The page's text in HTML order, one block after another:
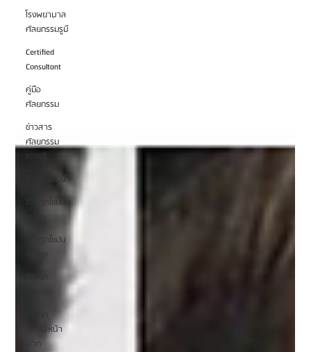
โรงพยาบาล
ศัลยกรรมรูบี
Certified
Consultant
คู่มือ
ศัลยกรรม
ข่าวสาร
ศัลยกรรม
เกาหลี
รีวิวดูดไขมัน
รีวิวดูดไขมัน
รีวิวดูดไขมัน
กระชับหน้า
ผาก